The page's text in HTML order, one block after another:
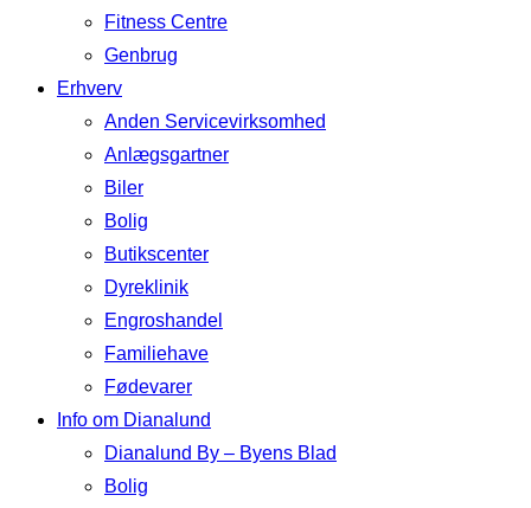
Fitness Centre
Genbrug
Erhverv
Anden Servicevirksomhed
Anlægsgartner
Biler
Bolig
Butikscenter
Dyreklinik
Engroshandel
Familiehave
Fødevarer
Info om Dianalund
Dianalund By – Byens Blad
Bolig